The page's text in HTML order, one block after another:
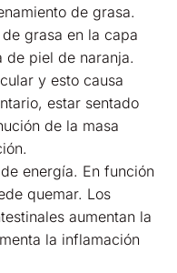
de grasa.
grasa en la capa
de piel de naranja.
y esto causa
estar sentado
de la masa
energía. En función
quemar. Los
aumentan la
la inflamación